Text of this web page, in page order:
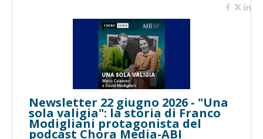
Newsletter 22 giugno 2026 - "Una
sola valigia": la storia di Franco
Modigliani protagonista del
podcast Chora Media-ABI